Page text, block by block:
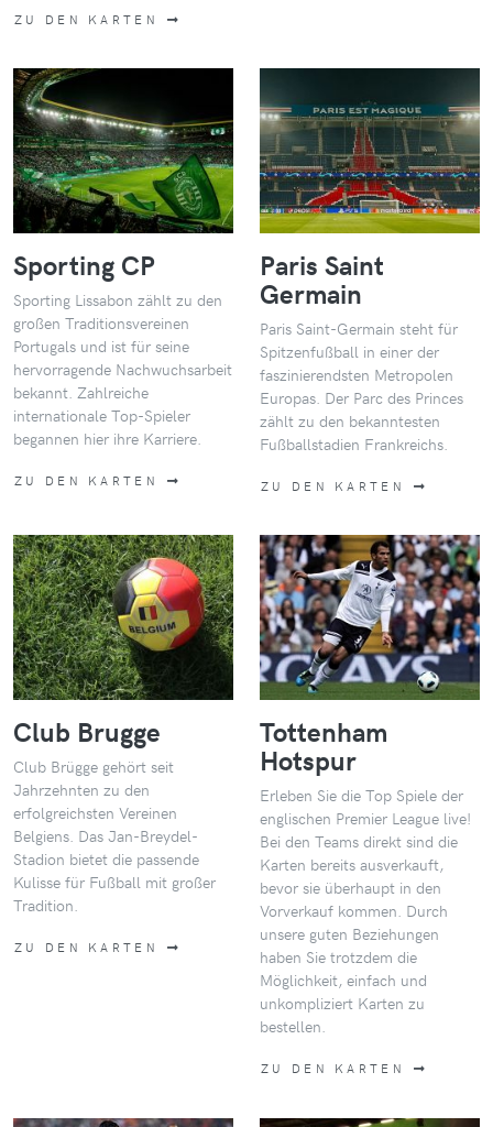
ZU DEN KARTEN
Sporting CP
Sporting Lissabon zählt zu den
großen Traditionsvereinen
Portugals und ist für seine
hervorragende Nachwuchsarbeit
bekannt. Zahlreiche
internationale Top-Spieler
begannen hier ihre Karriere.
ZU DEN KARTEN
Paris Saint
Germain
Paris Saint-Germain steht für
Spitzenfußball in einer der
faszinierendsten Metropolen
Europas. Der Parc des Princes
zählt zu den bekanntesten
Fußballstadien Frankreichs.
ZU DEN KARTEN
Club Brugge
Club Brügge gehört seit
Jahrzehnten zu den
erfolgreichsten Vereinen
Belgiens. Das Jan-Breydel-
Stadion bietet die passende
Kulisse für Fußball mit großer
Tradition.
ZU DEN KARTEN
Tottenham
Hotspur
Erleben Sie die Top Spiele der
englischen Premier League live!
Bei den Teams direkt sind die
Karten bereits ausverkauft,
bevor sie überhaupt in den
Vorverkauf kommen. Durch
unsere guten Beziehungen
haben Sie trotzdem die
Möglichkeit, einfach und
unkompliziert Karten zu
bestellen.
ZU DEN KARTEN